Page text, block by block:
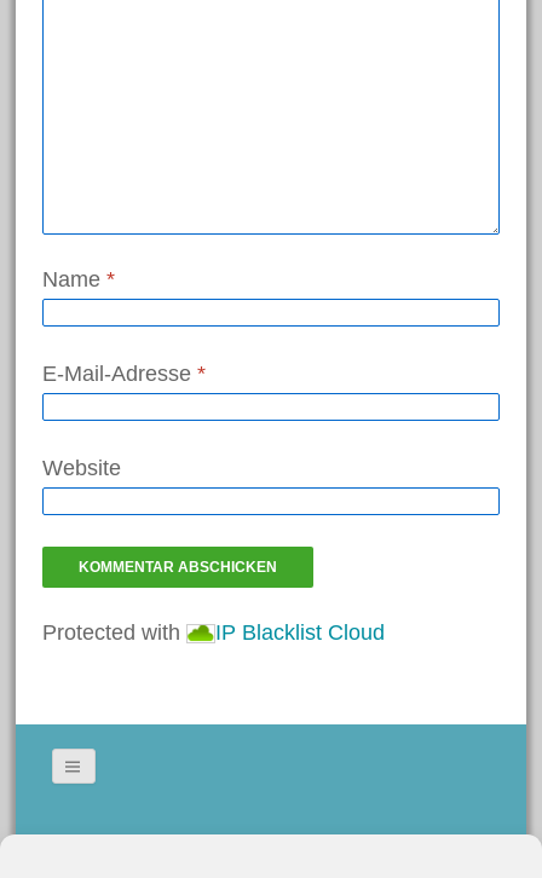
Kategorien
Bastelanleitungen
Bastelideen
Basteln mit Kindern
Basteltechniken von A – Z
Laternen
Trends und Neuheiten
Weihnachten
Schlagwörter
Name *
E-Mail-Adresse *
Website
Protected with IP Blacklist Cloud